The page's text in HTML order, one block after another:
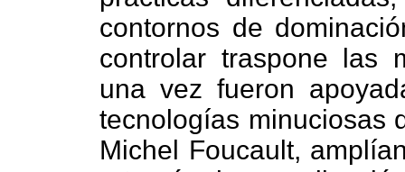
contornos de
controlar traspone las
una vez fueron
tecnologías minuciosas
Michel Foucault,